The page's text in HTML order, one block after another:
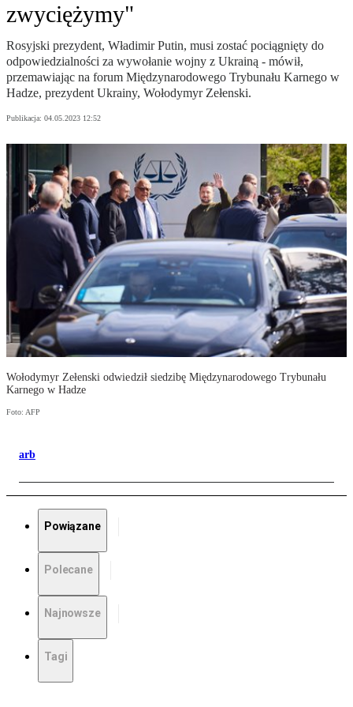
zwyciężymy"
Rosyjski prezydent, Władimir Putin, musi zostać pociągnięty do
odpowiedzialności za wywołanie wojny z Ukrainą - mówił,
przemawiając na forum Międzynarodowego Trybunału Karnego w
Hadze, prezydent Ukrainy, Wołodymyr Zełenski.
Publikacja: 04.05.2023 12:52
Wołodymyr Zełenski odwiedził siedzibę Międzynarodowego Trybunału
Karnego w Hadze
Foto: AFP
arb
Powiązane
Polecane
Najnowsze
Tagi